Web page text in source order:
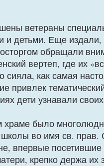
ветераны
и детьми. Еще издали,
обращали
вертеп, где их
сияла, как самая
привлек
дети узнавали
храме было
школы во имя св.
впервые
крепко держа их